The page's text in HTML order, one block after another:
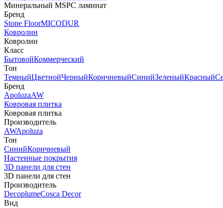
Минеральный MSPC ламинат
Бренд
Stone FloorMICODUR
Ковролин
Ковролин
Класс
БытовойКоммерческий
Тон
ТемныйЦветнойЧерныйКоричневыйСинийЗеленыйКрасный
Бренд
ApoluzaAW
Ковровая плитка
Ковровая плитка
Производитель
AWApoluza
Тон
СинийКоричневый
Настенные покрытия
3D панели для стен
3D панели для стен
Производитель
DecoplumeCosca Decor
Вид